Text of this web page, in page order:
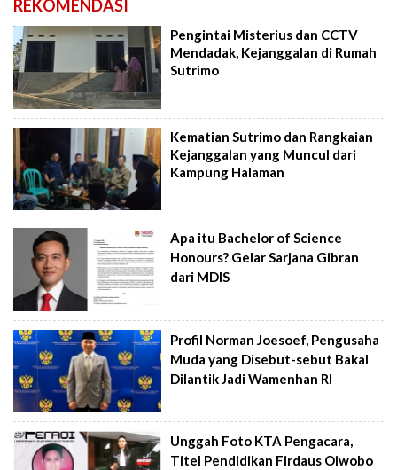
REKOMENDASI
Pengintai Misterius dan CCTV
Mendadak, Kejanggalan di Rumah
Sutrimo
Kematian Sutrimo dan Rangkaian
Kejanggalan yang Muncul dari
Kampung Halaman
Apa itu Bachelor of Science
Honours? Gelar Sarjana Gibran
dari MDIS
Profil Norman Joesoef, Pengusaha
Muda yang Disebut-sebut Bakal
Dilantik Jadi Wamenhan RI
Unggah Foto KTA Pengacara,
Titel Pendidikan Firdaus Oiwobo